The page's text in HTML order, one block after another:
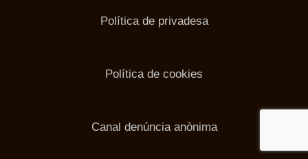
Política de privadesa
Política de cookies
Canal denúncia anònima